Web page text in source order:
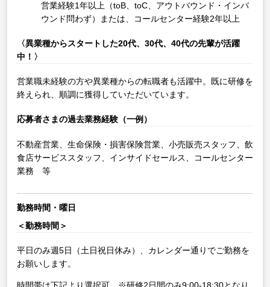
営業経験1年以上（toB、toC、アウトバウンド・インバ
ウンド問わず）または、コールセンター経験2年以上
〈異業種からスタートした20代、30代、40代の先輩が活躍
中！〉
営業職未経験の方や異業種からの転職者も活躍中。既に研修を
終えられ、順調に獲得していただいています。
応募者さまの過去業務経験（一例）
不動産営業、生命保険・損害保険営業、小売販売スタッフ、飲
食店サービススタッフ、インサイドセールス、コールセンター
業務 等
勤務時間・曜日
＜勤務時間＞
平日のみ週5日（土日祝日休み）、カレンダー通りでご勤務を
お願いします。